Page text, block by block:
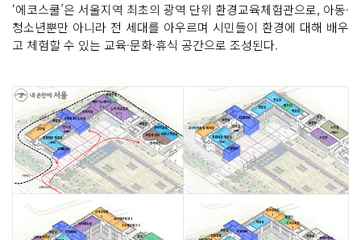
‘에코스쿨’은 서울지역 최초의 광역 단위 환경교육체험관으로, 아동·
청소년뿐만 아니라 전 세대를 아우르며 시민들이 환경에 대해 배우
고 체험할 수 있는 교육·문화·휴식 공간으로 조성된다.